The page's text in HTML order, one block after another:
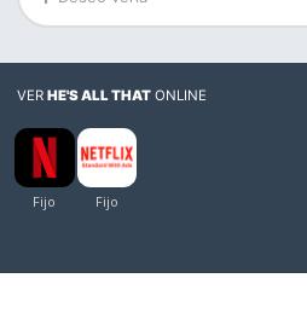
VERHE'S ALL THAT ONLINE